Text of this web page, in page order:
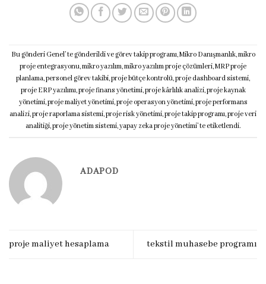
Bu gönderi Genel’ te gönderildi ve görev takip programı,Mikro Danışmanlık,mikro
proje entegrasyonu,mikro yazılım,mikro yazılım proje çözümleri,MRP proje
planlama,personel görev takibi,proje bütçe kontrolü,proje dashboard sistemi,
proje ERP yazılımı,proje finans yönetimi,proje kârlılık analizi,proje kaynak
yönetimi,proje maliyet yönetimi,proje operasyon yönetimi,proje performans
analizi,proje raporlama sistemi,proje risk yönetimi,proje takip programı,proje veri
analitiği,proje yönetim sistemi,yapay zeka proje yönetimi’ te etiketlendi.
ADAPOD
proje maliyet hesaplama tekstil muhasebe programı